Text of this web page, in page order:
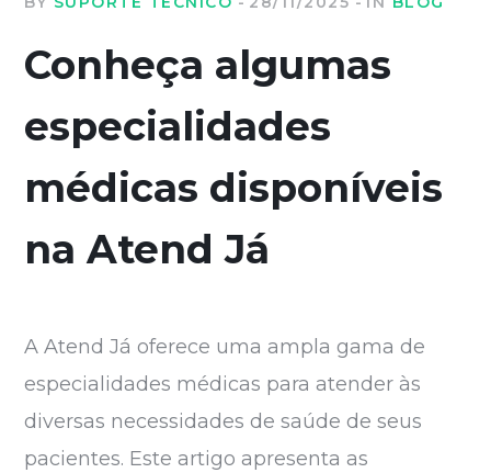
Conheça algumas
especialidades
médicas disponíveis
na Atend Já
A Atend Já oferece uma ampla gama de
especialidades médicas para atender às
diversas necessidades de saúde de seus
pacientes. Este artigo apresenta as